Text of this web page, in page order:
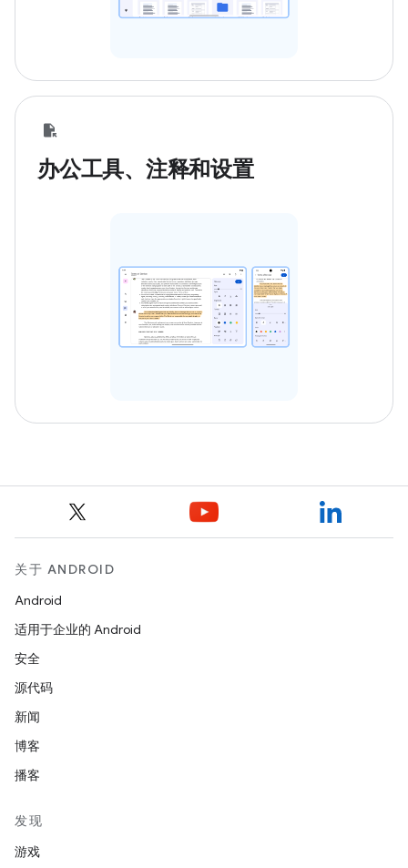
办公工具、注释和设置
关于 ANDROID
Android
适用于企业的 Android
安全
源代码
新闻
博客
播客
发现
游戏